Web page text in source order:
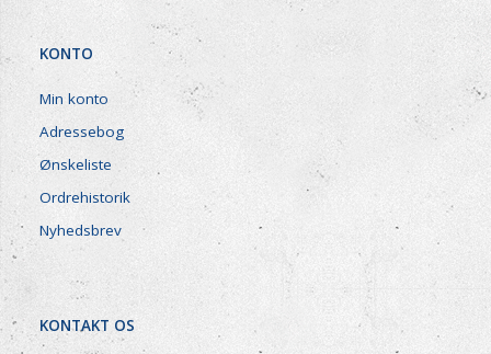
KONTO
Min konto
Adressebog
Ønskeliste
Ordrehistorik
Nyhedsbrev
KONTAKT OS